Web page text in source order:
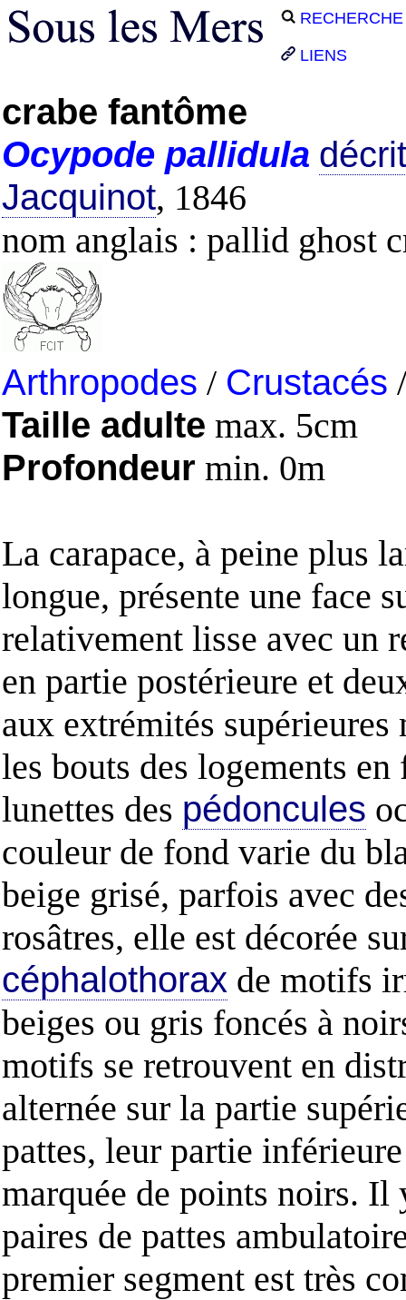
RECHERCHE
LIENS
crabe fantôme
Ocypode pallidula décrit
Jacquinot, 1846
nom anglais : pallid ghost
Arthropodes / Crustacés
Taille adulte max. 5cm
Profondeur min. 0m
La carapace, à peine plus
longue, présente une face
relativement lisse avec un
en partie postérieure et
aux extrémités supérieures
les bouts des logements en
lunettes des pédoncules
couleur de fond varie du
beige grisé, parfois avec
rosâtres, elle est décorée
céphalothorax de motifs
beiges ou gris foncés à
motifs se retrouvent en
alternée sur la partie
pattes, leur partie
marquée de points noirs. Il
paires de pattes
premier segment est très